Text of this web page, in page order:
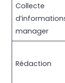
Collecte
manager
Rédaction